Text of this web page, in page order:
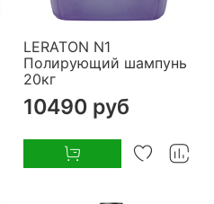
LERATON N1
Полирующий шампунь
20кг
10490 руб